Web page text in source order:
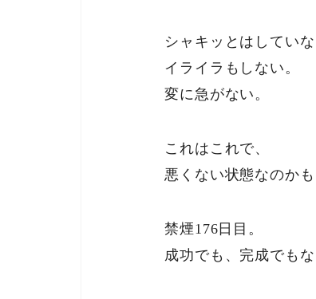
シャキッとはしていな
イライラもしない。
変に急がない。
これはこれで、
悪くない状態なのかも
禁煙176日目。
成功でも、完成でもな